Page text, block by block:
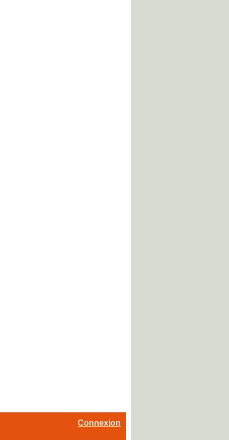
Connexion